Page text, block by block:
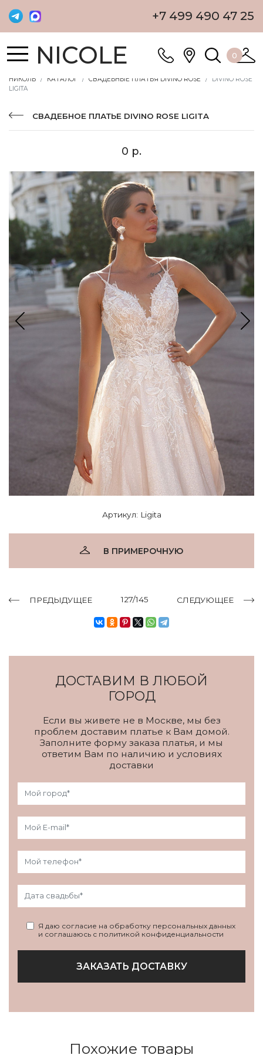
+7 499 490 47 25
NICOLE 0
НИКОЛЬ КАТАЛОГ СВАДЕБНЫЕ ПЛАТЬЯ DIVINO ROSE
DIVINO ROSE
LIGITA
СВАДЕБНОЕ ПЛАТЬЕ DIVINO ROSE LIGITA
0 р.
Артикул: Ligita
В ПРИМЕРОЧНУЮ
ПРЕДЫДУЩЕЕ 127/145 СЛЕДУЮЩЕЕ
ДОСТАВИМ В ЛЮБОЙ
ГОРОД
Если вы живете не в Москве, мы без
проблем доставим платье к Вам домой.
Заполните форму заказа платья, и мы
ответим Вам по наличию и условиях
доставки
Я даю согласие на обработку персональных данных
и соглашаюсь с политикой конфиденциальности
ЗАКАЗАТЬ ДОСТАВКУ
Похожие товары